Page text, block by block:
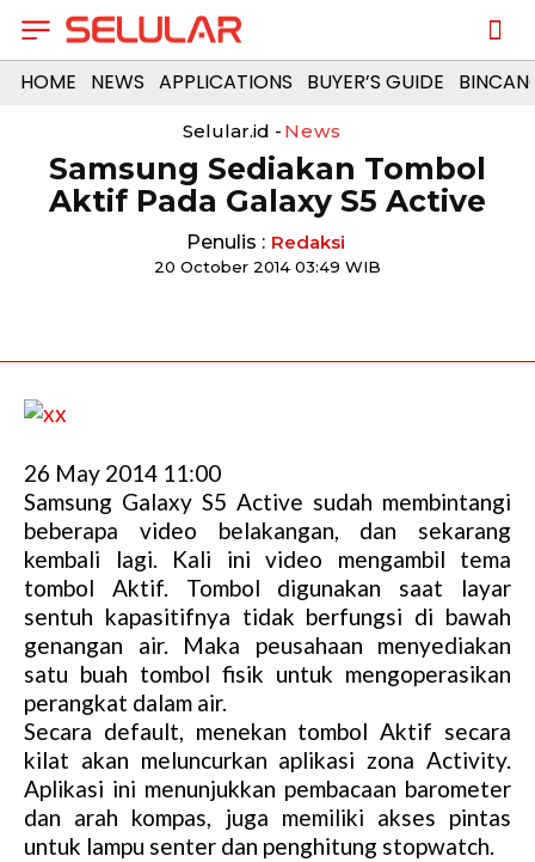
HOME NEWS APPLICATIONS BUYER’S GUIDE
Selular.id - News
Samsung Sediakan Tombol
Aktif Pada Galaxy S5 Active
Penulis : Redaksi
20 October 2014 03:49 WIB
26 May 2014 11:00
Samsung Galaxy S5 Active sudah membintangi
beberapa video belakangan, dan sekarang
kembali lagi. Kali ini video mengambil tema
tombol Aktif. Tombol digunakan saat layar
sentuh kapasitifnya tidak berfungsi di bawah
genangan air. Maka peusahaan menyediakan
satu buah tombol fisik untuk mengoperasikan
perangkat dalam air.
Secara default, menekan tombol Aktif secara
kilat akan meluncurkan aplikasi zona Activity.
Aplikasi ini menunjukkan pembacaan barometer
dan arah kompas, juga memiliki akses pintas
untuk lampu senter dan penghitung stopwatch.